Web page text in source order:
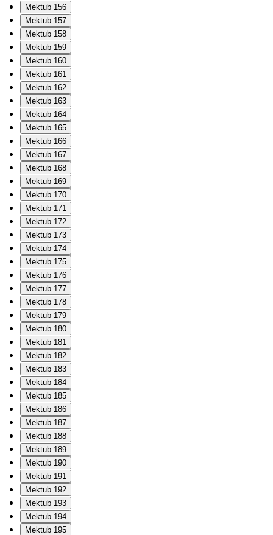
Mektub 156
Mektub 157
Mektub 158
Mektub 159
Mektub 160
Mektub 161
Mektub 162
Mektub 163
Mektub 164
Mektub 165
Mektub 166
Mektub 167
Mektub 168
Mektub 169
Mektub 170
Mektub 171
Mektub 172
Mektub 173
Mektub 174
Mektub 175
Mektub 176
Mektub 177
Mektub 178
Mektub 179
Mektub 180
Mektub 181
Mektub 182
Mektub 183
Mektub 184
Mektub 185
Mektub 186
Mektub 187
Mektub 188
Mektub 189
Mektub 190
Mektub 191
Mektub 192
Mektub 193
Mektub 194
Mektub 195